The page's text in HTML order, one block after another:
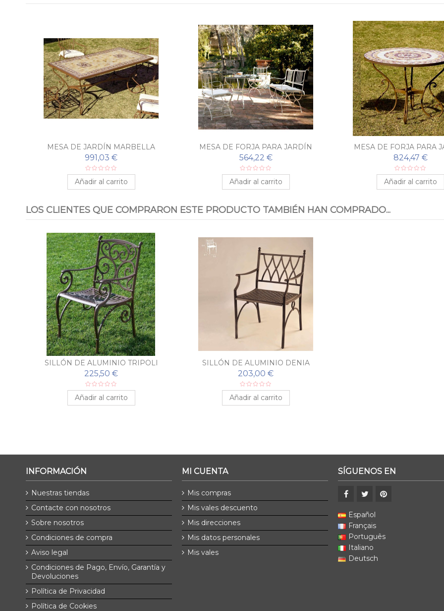
MESA DE JARDÍN MARBELLA
991,03 €
Añadir al carrito
MESA DE FORJA PARA JARDÍN
QUILMES
564,22 €
Añadir al carrito
MESA DE FORJA PARA
OCTAVIA
824,47 €
Añadir al carrito
LOS CLIENTES QUE COMPRARON ESTE PRODUCTO TAMBIÉN HAN COMPRADO...
SILLÓN DE ALUMINIO TRIPOLI
225,50 €
Añadir al carrito
SILLÓN DE ALUMINIO DENIA
203,00 €
Añadir al carrito
INFORMACIÓN
Nuestras tiendas
Contacte con nosotros
Sobre nosotros
Condiciones de compra
Aviso legal
Condiciones de Pago, Envío, Garantía y
Devoluciones
Política de Privacidad
Política de Cookies
MI CUENTA
Mis compras
Mis vales descuento
Mis direcciones
Mis datos personales
Mis vales
SÍGUENOS EN
Español
Français
Português
Italiano
Deutsch